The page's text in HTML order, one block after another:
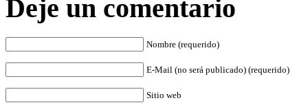
Deje un comentario
Nombre (requerido)
E-Mail (no será publicado) (requerido)
Sitio web